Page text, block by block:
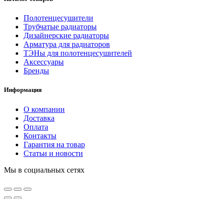
Полотенцесушители
Трубчатые радиаторы
Дизайнерские радиаторы
Арматура для радиаторов
ТЭНы для полотенцесушителей
Аксессуары
Бренды
Информация
О компании
Доставка
Оплата
Контакты
Гарантия на товар
Статьи и новости
Мы в социальных сетях